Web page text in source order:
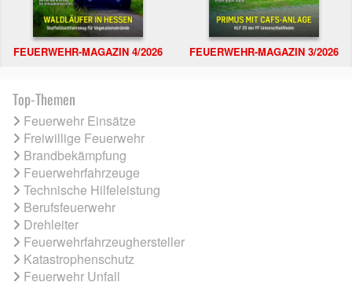
FEUERWEHR-MAGAZIN 4/2026 FEUERWEHR-MAGAZIN 3/2026
Top-Themen
Feuerwehr Einsätze
Freiwillige Feuerwehr
Brandbekämpfung
Feuerwehrfahrzeuge
Technische Hilfeleistung
Berufsfeuerwehr
Drehleiter
Feuerwehrfahrzeughersteller
Katastrophenschutz
Feuerwehr Unfall